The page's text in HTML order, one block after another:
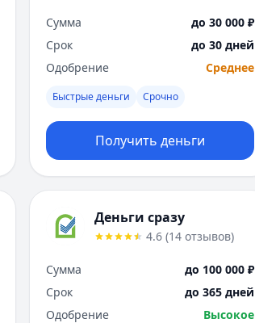
Сумма
до 30 000 ₽
Срок
до 30 дней
Одобрение
Среднее
Быстрые деньги Срочно
Получить деньги
Деньги сразу
4.6 (14 отзывов)
Сумма
до 100 000 ₽
Срок
до 365 дней
Одобрение
Высокое